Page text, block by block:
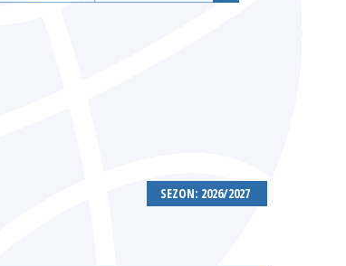
SEZON: 2026/2027